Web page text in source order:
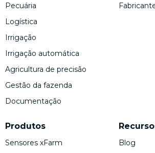
Pecuária
Logística
Irrigação
Irrigação automática
Agricultura de precisão
Gestão da fazenda
Documentação
Produtos
Sensores xFarm
Blog